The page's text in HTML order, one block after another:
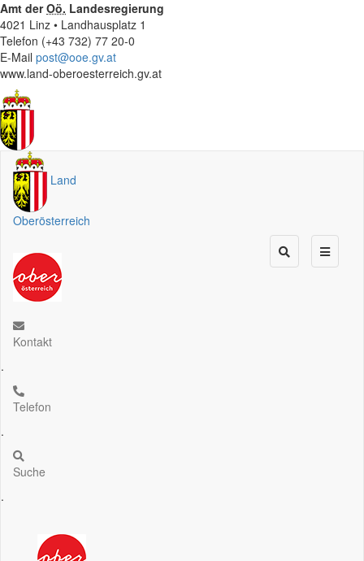
Amt derOö. Landesregierung
4021 Linz • Landhausplatz 1
Telefon (+43 732) 77 20-0
E-Mail post@ooe.gv.at
www.land-oberoesterreich.gv.at
Land
Oberösterreich
Kontakt
.
Telefon
.
Suche
.